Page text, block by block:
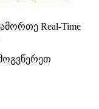
Real-Time